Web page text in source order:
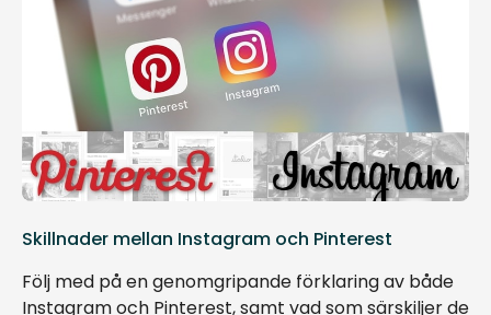
Skillnader mellan Instagram och Pinterest
Följ med på en genomgripande förklaring av både
Instagram och Pinterest, samt vad som särskiljer de